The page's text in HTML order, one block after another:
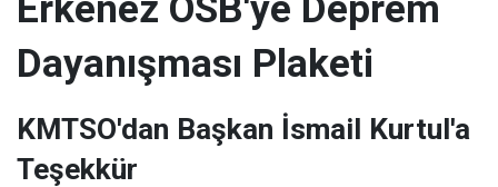
Dayanışması Plaketi
KMTSO'dan Başkan İsmail Kurtul'a
Teşekkür